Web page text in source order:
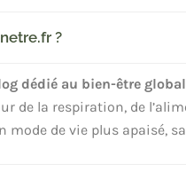
?
dédié au bien-être global
de la respiration, de
mode de vie plus apaisé,